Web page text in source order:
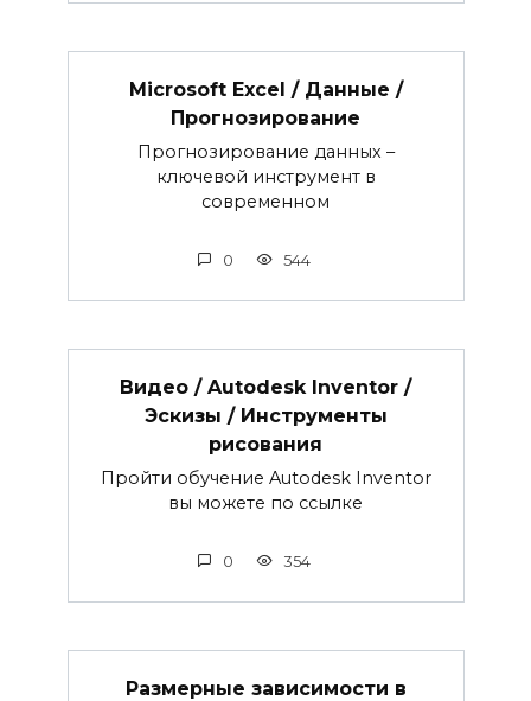
Microsoft Excel / Данные /
Прогнозирование
Прогнозирование данных –
ключевой инструмент в
современном
0 544
Видео / Autodesk Inventor /
Эскизы / Инструменты
рисования
Пройти обучение Autodesk Inventor
вы можете по ссылке
0 354
Размерные зависимости в